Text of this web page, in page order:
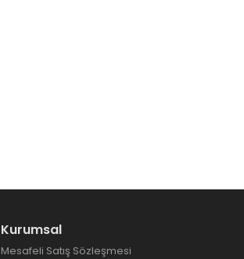
Kurumsal
Mesafeli Satış Sözleşmesi